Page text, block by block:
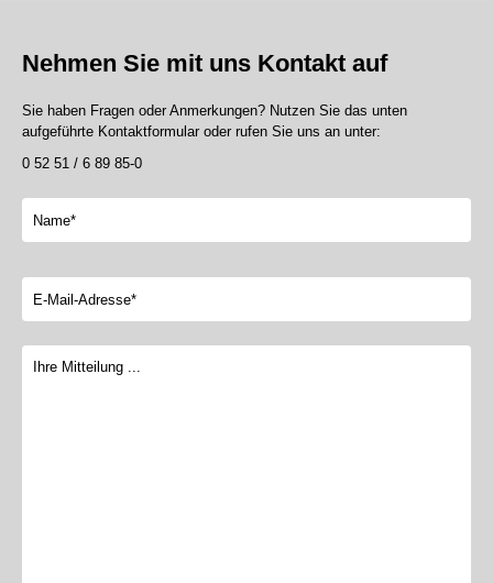
Nehmen Sie mit uns Kontakt auf
Sie haben Fragen oder Anmerkungen? Nutzen Sie das unten
aufgeführte Kontaktformular oder rufen Sie uns an unter:
0 52 51 / 6 89 85-0